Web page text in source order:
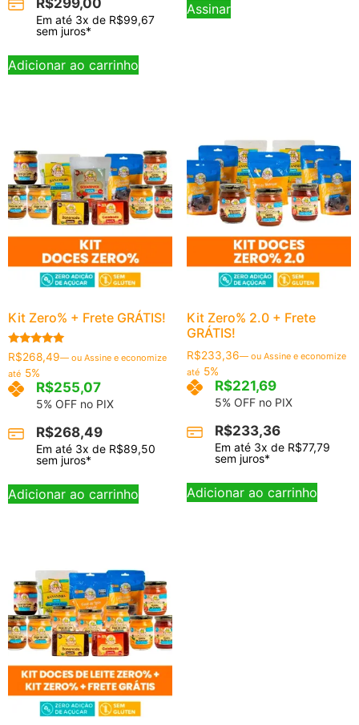
R$299,00
Em até 3x de R$99,67
sem juros*
Adicionar ao carrinho
Assinar
Kit Zero% + Frete GRÁTIS!
Avaliação
5.00
de 5
R$268,49— ou Assine e economize
até 5%
R$255,07
5% OFF no PIX
R$268,49
Em até 3x de R$89,50
sem juros*
Adicionar ao carrinho
Kit Zero% 2.0 + Frete
GRÁTIS!
R$233,36—ou Assine e economize
até 5%
R$221,69
5% OFF no PIX
R$233,36
Em até 3x de R$77,79
sem juros*
Adicionar ao carrinho